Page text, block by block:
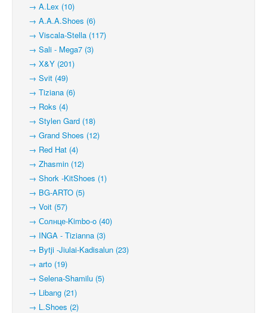
→ A.Lex (10)
→ A.A.A.Shoes (6)
→ Viscala-Stella (117)
→ Sali - Mega7 (3)
→ X&Y (201)
→ Svit (49)
→ Tiziana (6)
→ Roks (4)
→ Stylen Gard (18)
→ Grand Shoes (12)
→ Red Hat (4)
→ Zhasmin (12)
→ Shork -KitShoes (1)
→ BG-ARTO (5)
→ Voit (57)
→ Солнце-Kimbo-o (40)
→ INGA - Tizianna (3)
→ Bytji -Jiulai-Kadisalun (23)
→ arto (19)
→ Selena-Shamilu (5)
→ Libang (21)
→ L.Shoes (2)